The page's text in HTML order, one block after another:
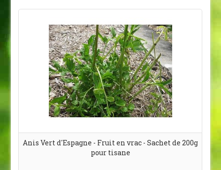
Anis Vert d'Espagne - Fruit en vrac - Sachet de 200g
pour tisane